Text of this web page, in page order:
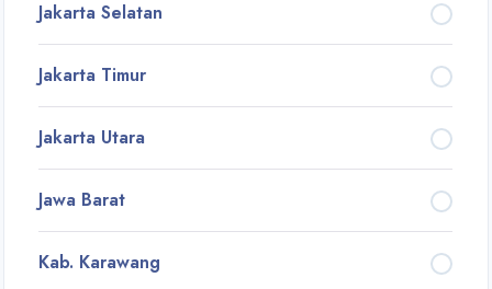
Jakarta Selatan
Jakarta Timur
Jakarta Utara
Jawa Barat
Kab. Karawang